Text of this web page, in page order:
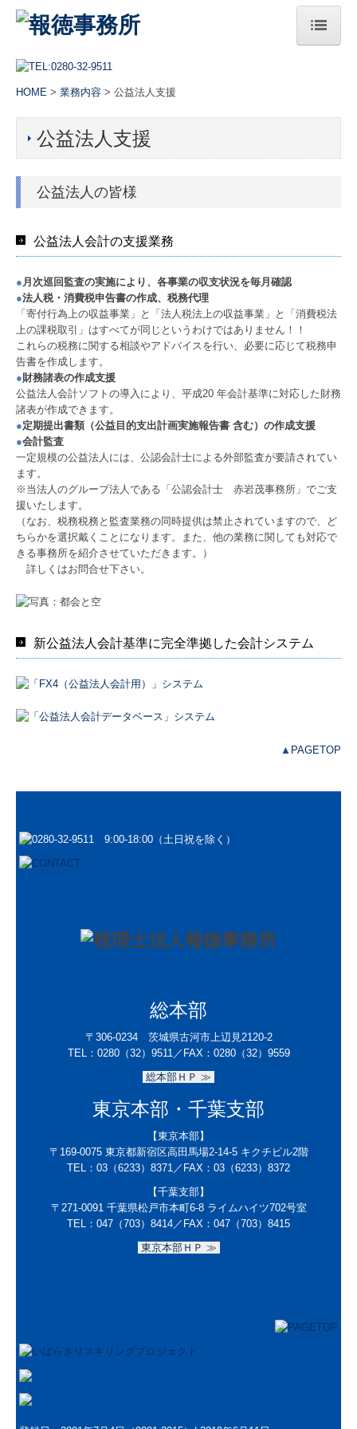
HOME
法人案内
サステナビリティへの取組み
アクセス
セミナー案内
プレスリリース
著書
リンク集
情報セキュリティ基本方針
品質方針
業務内容
人材開発・社風診断
中堅大企業支援
公益法人支援
一円会
採用情報
職員インタビュー
キャリアプラン
数字で見る 報徳事務所
募集要項
経営者オススメ情報
電帳法・インボイス最新情報
グループ通算（有利・不利）判定
HOME > 業務内容 > 公益法人支援
公益法人支援
公益法人の皆様
公益法人会計の支援業務
● 月次巡回監査の実施により、各事業の収支状況を毎月確認
●法人税・消費税申告書の作成、税務代理
「寄付行為上の収益事業」と「法人税法上の収益事業」と「消費税法
上の課税取引」はすべてが同じというわけではありません！！
これらの税務に関する相談やアドバイスを行い、必要に応じて税務申
告書を作成します。
●財務諸表の作成支援
公益法人会計ソフトの導入により、平成20 年会計基準に対応した財務
諸表が作成できます。
●定期提出書類（公益目的支出計画実施報告書 含む）の作成支援
●会計監査
一定規模の公益法人には、公認会計士による外部監査が要請されてい
ます。
※当法人のグループ法人である「公認会計士 赤岩茂事務所」でご支
援いたします。
（なお、税務税務と監査業務の同時提供は禁止されていますので、ど
ちらかを選択戴くことになります。また、他の業務に関しても対応で
きる事務所を紹介させていただきます。）
詳しくはお問合せ下さい。
新公益法人会計基準に完全準拠した会計システム
▲ PAGETOP
総本部
〒306-0234 茨城県古河市上辺見2120-2
TEL： 0280（32）9511／ FAX：0280（32）9559
総本部ＨＰ ≫
東京本部・千葉支部
【東京本部】
〒169-0075 東京都新宿区高田馬場2-14-5 キクチビル2階
TEL： 03（6233）8371 ／FAX： 03（6233）8372
【千葉支部】
〒271-0091 千葉県松戸市本町6-8 ライムハイツ702号室
TEL：047（703）8414／ FAX：047（703）8415
東京本部ＨＰ ≫